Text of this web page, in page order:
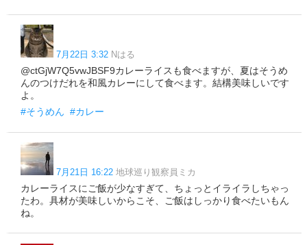
7月22日 3:32 Nはる
@ctGjW7Q5vwJBSF9カレーライスも食べますが、夏はそうめ
んのつけだれを和風カレーにして食べます。結構美味しいです
よ。
#そうめん #カレー
7月21日 16:22 地球巡り観察員ミカ
カレーライスにご飯が少なすぎて、ちょっとイライラしちゃっ
たわ。具材が美味しいからこそ、ご飯はしっかり食べたいもん
ね。